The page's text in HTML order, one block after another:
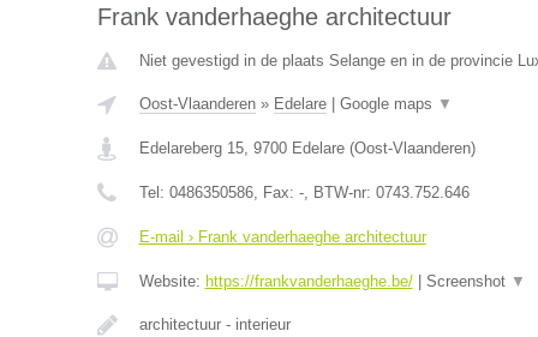
Frank vanderhaeghe architectuur
Niet gevestigd in de plaats Selange en in de provincie
Oost-Vlaanderen» Edelare| Google maps ▼
Edelareberg 15, 9700 Edelare(Oost-Vlaanderen)
Tel: 0486350586, Fax: -, BTW-nr: 0743.752.646
E-mail › Frank vanderhaeghe architectuur
Website: https://frankvanderhaeghe.be/| Screenshot ▼
architectuur - interieur